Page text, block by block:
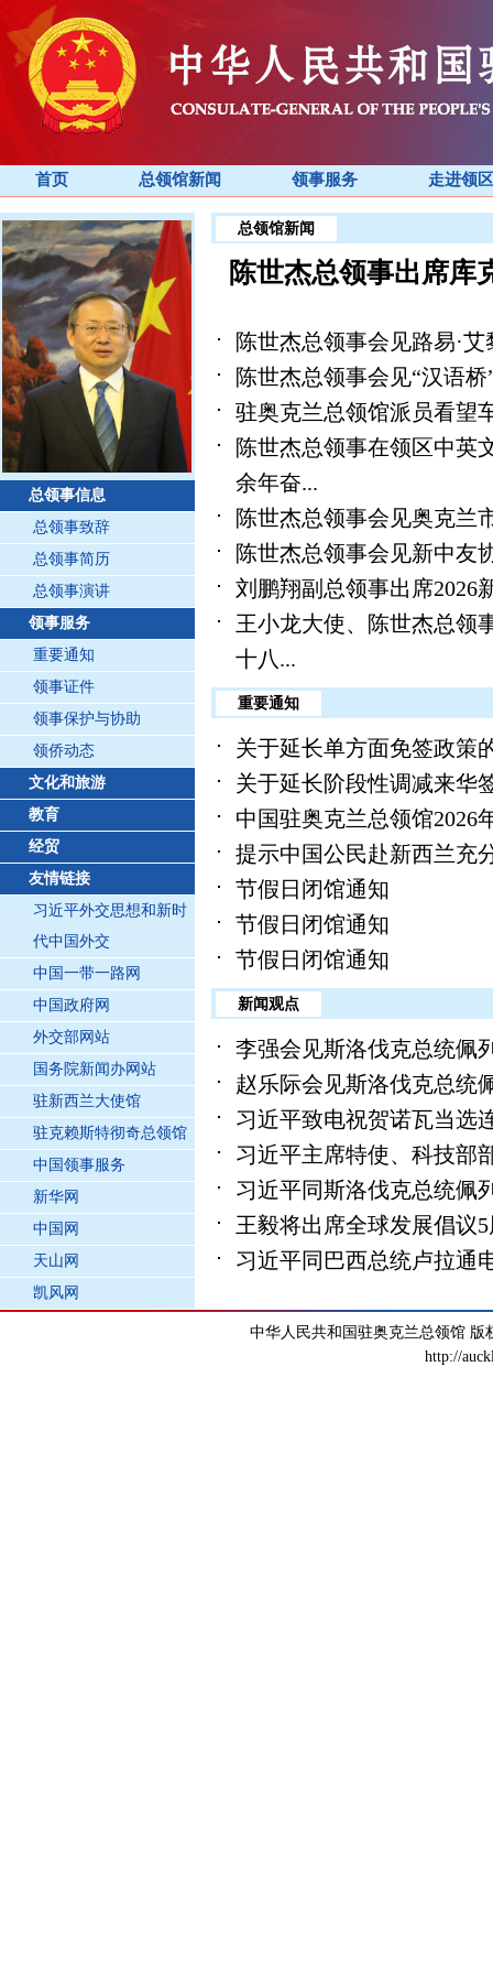
首页 总领馆新闻 领事服务 走进领区
总领事信息
总领事致辞
总领事简历
总领事演讲
领事服务
重要通知
领事证件
领事保护与协助
领侨动态
文化和旅游
教育
经贸
友情链接
习近平外交思想和新时
代中国外交
中国一带一路网
中国政府网
外交部网站
国务院新闻办网站
驻新西兰大使馆
驻克赖斯特彻奇总领馆
中国领事服务
新华网
中国网
天山网
凯风网
总领馆新闻
陈世杰总领事出席库
陈世杰总领事会见路易·
陈世杰总领事会见“汉语
驻奥克兰总领馆派员看望
陈世杰总领事在领区中英
余年奋...
陈世杰总领事会见奥克兰
陈世杰总领事会见新中友
刘鹏翔副总领事出席
王小龙大使、陈世杰总领
十八...
重要通知
关于延长单方面免签政策
关于延长阶段性调减来华
中国驻奥克兰总领馆2026
提示中国公民赴新西兰充
节假日闭馆通知
节假日闭馆通知
节假日闭馆通知
新闻观点
李强会见斯洛伐克总统佩
赵乐际会见斯洛伐克总统
习近平致电祝贺诺瓦当选
习近平主席特使、科技部
习近平同斯洛伐克总统佩
王毅将出席全球发展倡议
习近平同巴西总统卢拉通
中华人民共和国驻奥克兰总领馆 版
http://